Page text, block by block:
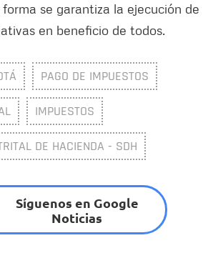
se garantiza la ejecución de
en beneficio de todos.
PAGO DE IMPUESTOS
IMPUESTOS
DE HACIENDA - SDH
Síguenos en Google
Noticias